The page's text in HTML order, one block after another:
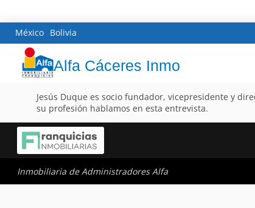
México Bolivia
Alfa Cáceres Inmo
Jesús Duque es socio fundador, vicepresidente y
su profesión hablamos en esta entrevista.
Inmobiliaria de Administradores Alfa